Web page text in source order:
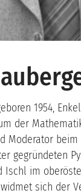
1954,
der
Moderator beim
gegründeten
Ischl im
sich der